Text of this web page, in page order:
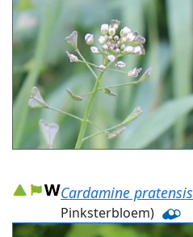
Cardamine pratensis
Pinksterbloem)